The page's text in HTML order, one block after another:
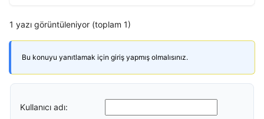
1 yazı görüntüleniyor (toplam 1)
Bu konuyu yanıtlamak için giriş yapmış olmalısınız.
Kullanıcı adı: